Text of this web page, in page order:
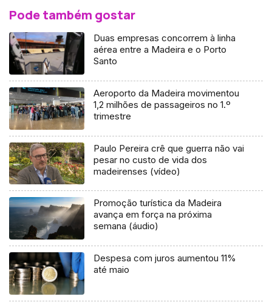
Pode também gostar
Duas empresas concorrem à linha
aérea entre a Madeira e o Porto
Santo
Aeroporto da Madeira movimentou
1,2 milhões de passageiros no 1.º
trimestre
Paulo Pereira crê que guerra não vai
pesar no custo de vida dos
madeirenses (vídeo)
Promoção turística da Madeira
avança em força na próxima
semana (áudio)
Despesa com juros aumentou 11%
até maio